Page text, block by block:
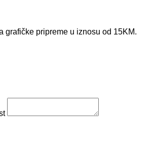
grafičke pripreme u iznosu od 15KM.